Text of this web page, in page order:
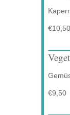
€10,50
€9,50